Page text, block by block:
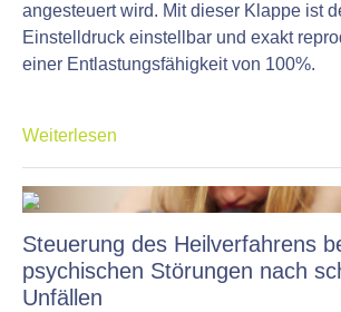
angesteuert wird. Mit dieser Klappe ist
Einstelldruck einstellbar und exakt
einer Entlastungsfähigkeit von 100%.
Weiterlesen
Steuerung des Heilverfahrens
psychischen Störungen nach
Unfällen